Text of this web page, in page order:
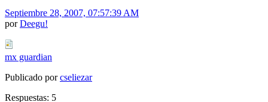
Septiembre 28, 2007, 07:57:39 AM
porDeegu!
mx guardian
Publicado porcseliezar
Respuestas: 5